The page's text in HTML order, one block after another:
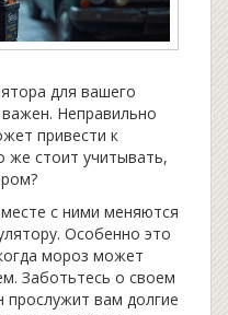
для вашего
Неправильно
привести к
же стоит учитывать,
с ними меняются
Особенно это
мороз может
Заботьтесь о своем
вам долгие